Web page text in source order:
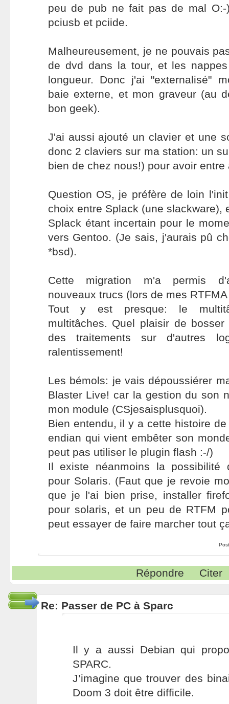
peu de pub ne fait pas de mal
pciusb et pciide.
Malheureusement, je ne pouvais
de dvd dans la tour, et les
longueur. Donc j'ai "externalisé"
baie externe, et mon graveur (au
bon geek).
J'ai aussi ajouté un clavier et une
donc 2 claviers sur ma station: un
bien de chez nous!) pour avoir
Question OS, je préfère de loin
choix entre Splack (une slackware),
Splack étant incertain pour le
vers Gentoo. (Je sais, j'aurais pû
*bsd).
Cette migration m'a permis
nouveaux trucs (lors de mes
Tout y est presque: le
multitâches. Quel plaisir de
des traitements sur d'autres
ralentissement!
Les bémols: je vais dépoussiérer
Blaster Live! car la gestion du son
mon module (CSjesaisplusquoi).
Bien entendu, il y a cette histoire
endian qui vient embêter son
peut pas utiliser le plugin flash :-/)
Il existe néanmoins la possibilité
pour Solaris. (Faut que je revoie
que je l'ai bien prise, installer
pour solaris, et un peu de RTFM
peut essayer de faire marcher tout
Répondre Citer
Re: Passer de PC à Sparc
Il y a aussi Debian qui
SPARC.
J’imagine que trouver des
Doom 3 doit être difficile.